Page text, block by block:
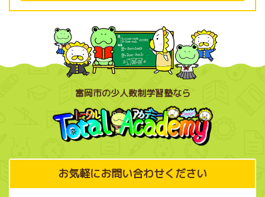
富岡市の少人数制学習塾なら
お気軽にお問い合わせください